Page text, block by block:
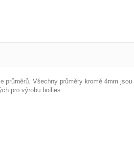
Všechny průměry kromě 4mm
pro výrobu boilies.